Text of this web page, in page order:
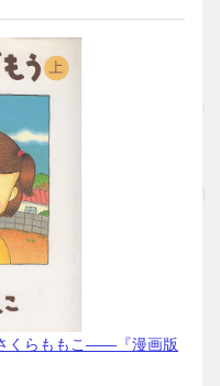
くらももこ――『漫画版